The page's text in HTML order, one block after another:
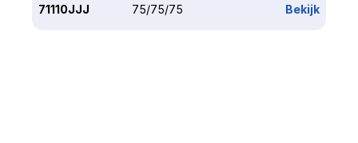
71110JJJ 75/75/75 Bekijk